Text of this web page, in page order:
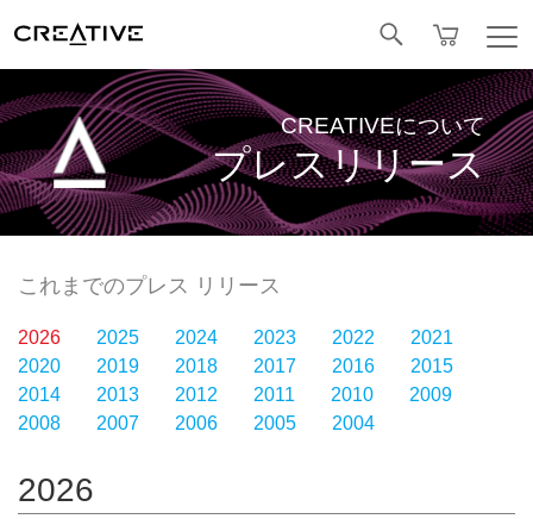
CREATIVEについて
プレスリリース
これまでのプレス リリース
2026 2025 2024 2023 2022
2021
2020
2019 2018 2017 2016
2015
2014
2013 2012 2011 2010
2009
2008
2007 2006 2005 2004
2026
Facebook